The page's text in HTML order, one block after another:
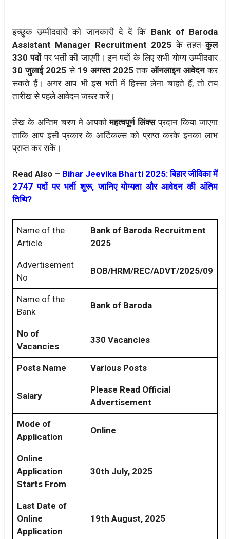
इच्छुक उम्मीदवारों को जानकारी दे दें कि Bank of Baroda
Assistant Manager Recruitment 2025 के तहतकुल
330 पदोंपर भर्ती की जाएगी। इन पदों के लिए सभी योग्य उम्मीदवार
30 जुलाई 2025 से 19 अगस्त 2025 तक ऑनलाइन आवेदनकर
सकते हैं। अगर आप भी इस भर्ती में हिस्सा लेना चाहते हैं, तो तय
तारीख से पहले आवेदन जरूर करें।
लेख के अन्तिम चरण मे आपकोमहत्वपूर्ण लिंक्सप्रदान किया जाएगा
ताकि आप इसी प्रकार के आर्टिकल्स को प्राप्त करके इनका लाभ
प्राप्त कर सकें।
Read Also – Bihar Jeevika Bharti 2025: बिहार जीविका में
2747 पदों पर भर्ती शुरू, जानिए योग्यता और आवेदन की अंतिम
तिथि?
Name of the
Article
Bank of Baroda Recruitment
2025
Advertisement
No
BOB/HRM/REC/ADVT/2025/09
Name of the
Bank
Bank of Baroda
No of
Vacancies
330 Vacancies
Posts Name Various Posts
Salary
Please Read Official
Advertisement
Mode of
Application
Online
Online
Application
Starts From
30th July, 2025
Last Date of
Online
Application
19th August, 2025